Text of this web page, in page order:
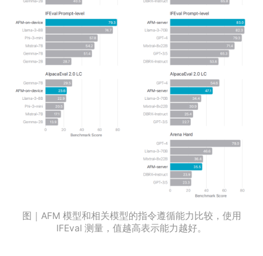
图｜AFM 模型和相关模型的指令遵循能力比较，使用
IFEval 测量，值越高表示能力越好。